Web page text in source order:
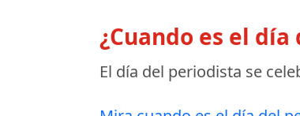
¿Cuando es el
El día del periodista se